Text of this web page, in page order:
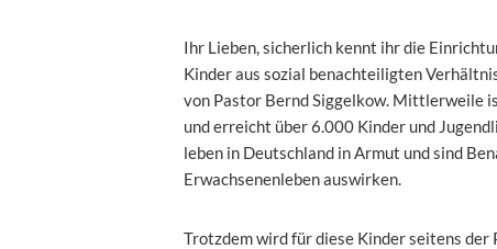
Ihr Lieben, sicherlich kennt ihr die
Kinder aus sozial benachteiligten
von Pastor Bernd Siggelkow. Mittlerweile
und erreicht über 6.000 Kinder und
leben in Deutschland in Armut und sind
Erwachsenenleben auswirken.
Trotzdem wird für diese Kinder seitens der